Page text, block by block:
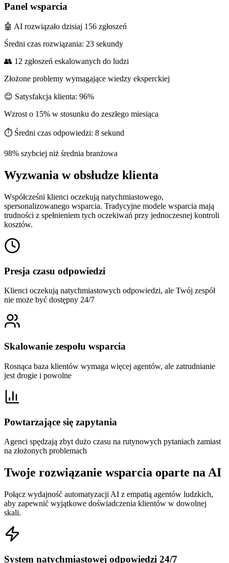
Panel wsparcia
🤖 AI rozwiązało dzisiaj 156 zgłoszeń
Średni czas rozwiązania: 23 sekundy
👥 12 zgłoszeń eskalowanych do ludzi
Złożone problemy wymagające wiedzy eksperckiej
😊 Satysfakcja klienta: 96%
Wzrost o 15% w stosunku do zeszłego miesiąca
⏱️ Średni czas odpowiedzi: 8 sekund
98% szybciej niż średnia branżowa
Wyzwania w obsłudze klienta
Współcześni klienci oczekują natychmiastowego,
spersonalizowanego wsparcia. Tradycyjne modele wsparcia mają
trudności z spełnieniem tych oczekiwań przy jednoczesnej kontroli
kosztów.
Presja czasu odpowiedzi
Klienci oczekują natychmiastowych odpowiedzi, ale Twój zespół
nie może być dostępny 24/7
Skalowanie zespołu wsparcia
Rosnąca baza klientów wymaga więcej agentów, ale zatrudnianie
jest drogie i powolne
Powtarzające się zapytania
Agenci spędzają zbyt dużo czasu na rutynowych pytaniach zamiast
na złożonych problemach
Twoje rozwiązanie wsparcia oparte na AI
Połącz wydajność automatyzacji AI z empatią agentów ludzkich,
aby zapewnić wyjątkowe doświadczenia klientów w dowolnej
skali.
System natychmiastowej odpowiedzi 24/7